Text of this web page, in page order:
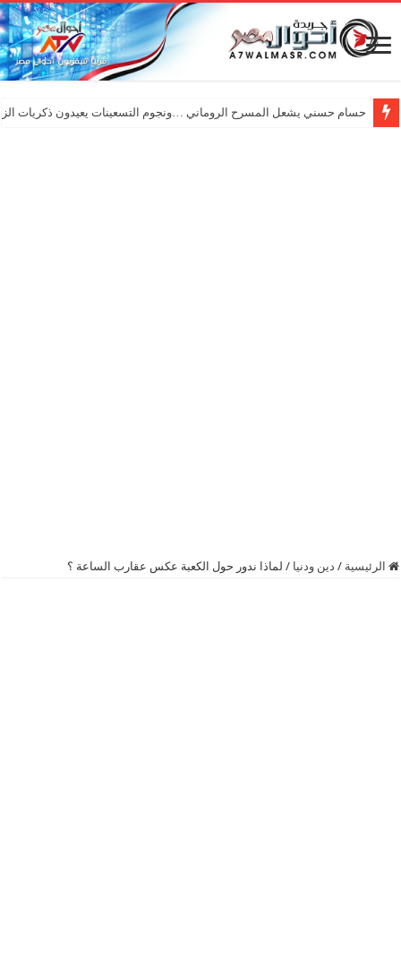
حسام حسني يشعل المسرح الروماني …ونجوم التسعينات يعيدون ذكريات
الرئيسية / دين ودنيا / لماذا ندور حول الكعبة عكس عقارب الساعة ؟